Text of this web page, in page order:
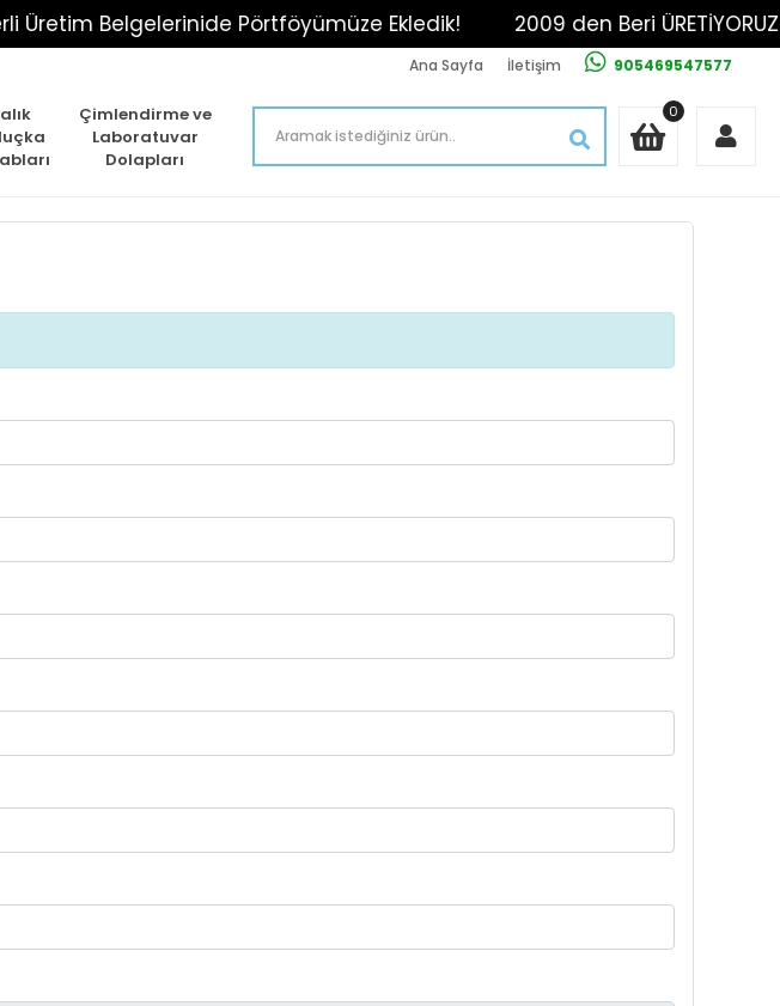
Belgelerinide Pörtföyümüze Ekledik! 2009 den Beri ÜRETİYORUZ!
Ana Sayfa İletişim 905469547577
Çimlendirme ve
Laboratuvar
Dolapları
0